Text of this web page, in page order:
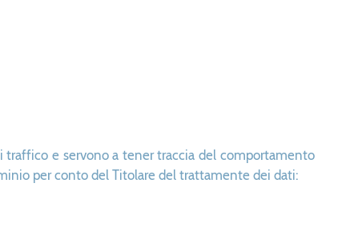
e servono a tener traccia del comportamento
per conto del Titolare del trattamente dei dati: